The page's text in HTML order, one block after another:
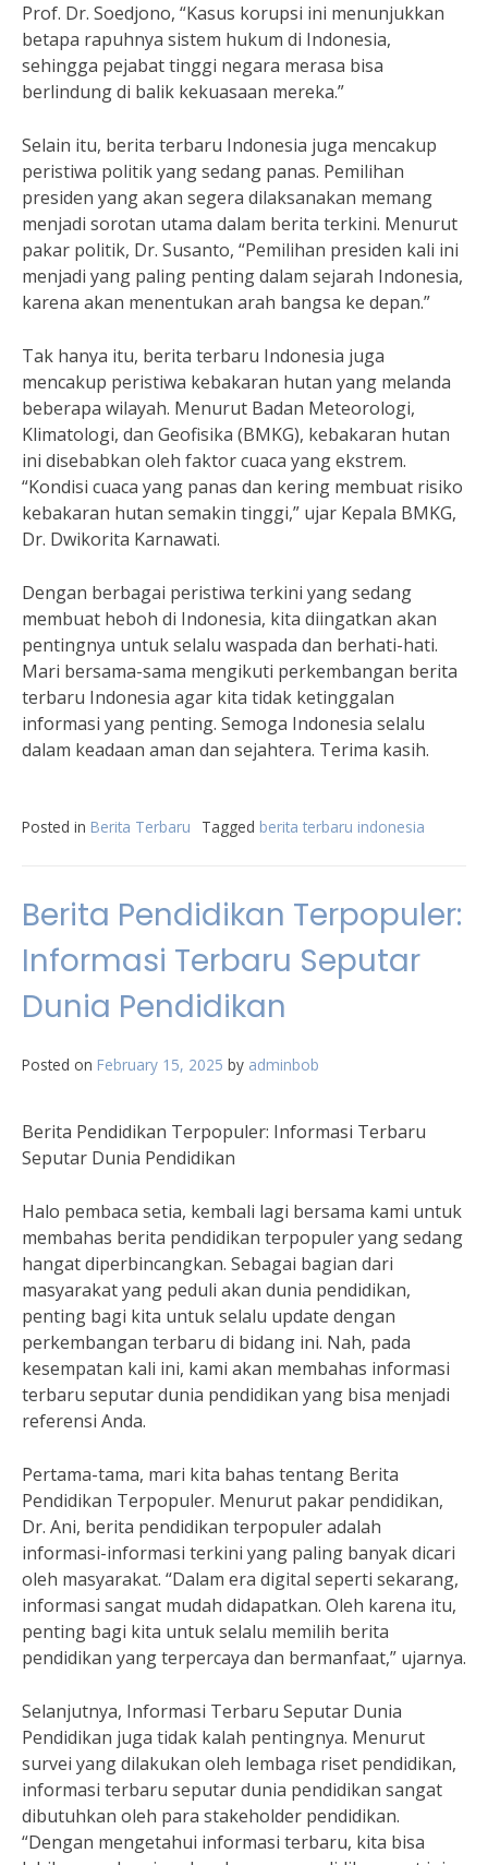
Prof. Dr. Soedjono, “Kasus korupsi ini menunjukkan
betapa rapuhnya sistem hukum di Indonesia,
sehingga pejabat tinggi negara merasa bisa
berlindung di balik kekuasaan mereka.”
Selain itu, berita terbaru Indonesia juga mencakup
peristiwa politik yang sedang panas. Pemilihan
presiden yang akan segera dilaksanakan memang
menjadi sorotan utama dalam berita terkini. Menurut
pakar politik, Dr. Susanto, “Pemilihan presiden kali ini
menjadi yang paling penting dalam sejarah Indonesia,
karena akan menentukan arah bangsa ke depan.”
Tak hanya itu, berita terbaru Indonesia juga
mencakup peristiwa kebakaran hutan yang melanda
beberapa wilayah. Menurut Badan Meteorologi,
Klimatologi, dan Geofisika (BMKG), kebakaran hutan
ini disebabkan oleh faktor cuaca yang ekstrem.
“Kondisi cuaca yang panas dan kering membuat risiko
kebakaran hutan semakin tinggi,” ujar Kepala BMKG,
Dr. Dwikorita Karnawati.
Dengan berbagai peristiwa terkini yang sedang
membuat heboh di Indonesia, kita diingatkan akan
pentingnya untuk selalu waspada dan berhati-hati.
Mari bersama-sama mengikuti perkembangan berita
terbaru Indonesia agar kita tidak ketinggalan
informasi yang penting. Semoga Indonesia selalu
dalam keadaan aman dan sejahtera. Terima kasih.
Posted in Berita Terbaru Tagged berita terbaru indonesia
Berita Pendidikan Terpopuler:
Informasi Terbaru Seputar
Dunia Pendidikan
Posted on February 15, 2025 by adminbob
Berita Pendidikan Terpopuler: Informasi Terbaru
Seputar Dunia Pendidikan
Halo pembaca setia, kembali lagi bersama kami untuk
membahas berita pendidikan terpopuler yang sedang
hangat diperbincangkan. Sebagai bagian dari
masyarakat yang peduli akan dunia pendidikan,
penting bagi kita untuk selalu update dengan
perkembangan terbaru di bidang ini. Nah, pada
kesempatan kali ini, kami akan membahas informasi
terbaru seputar dunia pendidikan yang bisa menjadi
referensi Anda.
Pertama-tama, mari kita bahas tentang Berita
Pendidikan Terpopuler. Menurut pakar pendidikan,
Dr. Ani, berita pendidikan terpopuler adalah
informasi-informasi terkini yang paling banyak dicari
oleh masyarakat. “Dalam era digital seperti sekarang,
informasi sangat mudah didapatkan. Oleh karena itu,
penting bagi kita untuk selalu memilih berita
pendidikan yang terpercaya dan bermanfaat,” ujarnya.
Selanjutnya, Informasi Terbaru Seputar Dunia
Pendidikan juga tidak kalah pentingnya. Menurut
survei yang dilakukan oleh lembaga riset pendidikan,
informasi terbaru seputar dunia pendidikan sangat
dibutuhkan oleh para stakeholder pendidikan.
“Dengan mengetahui informasi terbaru, kita bisa